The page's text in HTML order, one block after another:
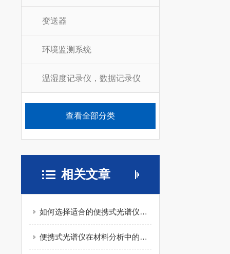
变送器
环境监测系统
温湿度记录仪，数据记录仪
查看全部分类
相关文章
如何选择适合的便携式光谱仪：实用指南
便携式光谱仪在材料分析中的应用有哪些？